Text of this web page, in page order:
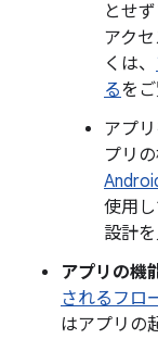
とせ
アク
くは、
るをご
アプ
プリ
使用
設計を
アプリの機
されるフロ
はアプリの